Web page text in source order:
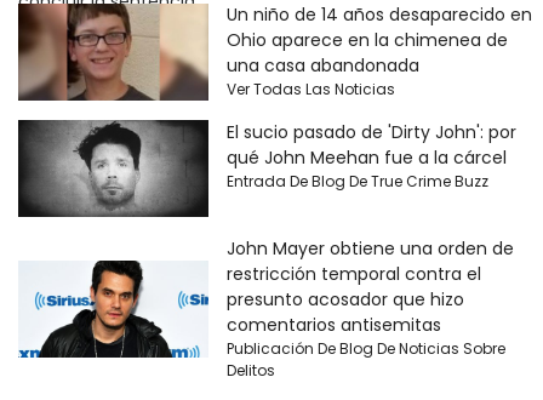
Un niño de 14 años desaparecido en
Ohio aparece en la chimenea de
una casa abandonada
Ver Todas Las Noticias
El sucio pasado de 'Dirty John': por
qué John Meehan fue a la cárcel
Entrada De Blog De True Crime Buzz
John Mayer obtiene una orden de
restricción temporal contra el
presunto acosador que hizo
comentarios antisemitas
Publicación De Blog De Noticias Sobre
Delitos